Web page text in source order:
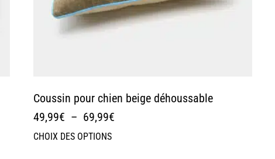
Coussin pour chien beige déhoussable
49,99€ – 69,99€
CHOIX DES OPTIONS